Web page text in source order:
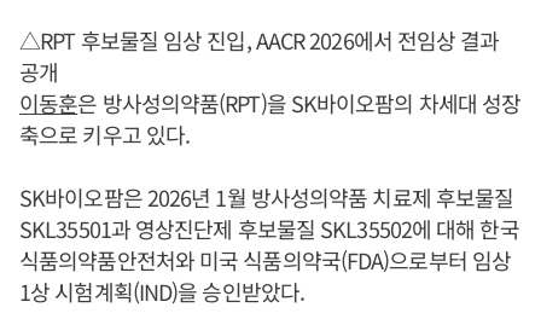
△RPT 후보물질 임상 진입, AACR 2026에서 전임상 결과
공개
이동훈은 방사성의약품(RPT)을 SK바이오팜의 차세대 성장
축으로 키우고 있다.
SK바이오팜은 2026년 1월 방사성의약품 치료제 후보물질
SKL35501과 영상진단제 후보물질 SKL35502에 대해 한국
식품의약품안전처와 미국 식품의약국(FDA)으로부터 임상
1상 시험계획(IND)을 승인받았다.